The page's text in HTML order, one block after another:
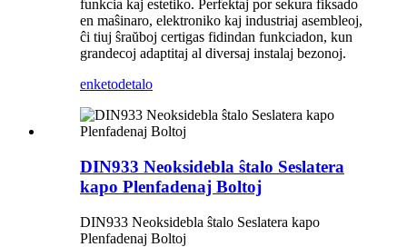
funkcia kaj estetiko. Perfektaj por sekura fiksado
en maŝinaro, elektroniko kaj industriaj asembleoj,
ĉi tiuj ŝraŭboj certigas fidindan funkciadon, kun
grandecoj adaptitaj al diversaj instalaj bezonoj.
enketodetalo
DIN933 Neoksidebla ŝtalo Seslatera
kapo Plenfadenaj Boltoj
DIN933 Neoksidebla ŝtalo Seslatera kapo
Plenfadenaj Boltoj